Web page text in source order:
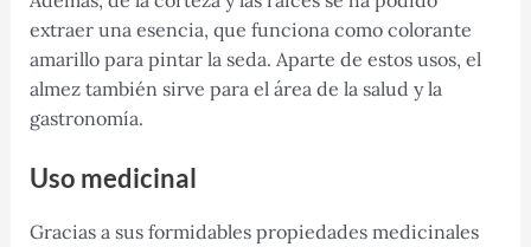
extraer una esencia, que funciona como colorante
amarillo para pintar la seda. Aparte de estos usos, el
almez también sirve para el área de la salud y la
gastronomía.
Uso medicinal
Gracias a sus formidables propiedades medicinales